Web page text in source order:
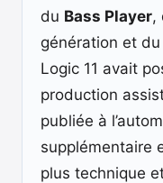
du Bass Player,
génération et
Logic 11 avait
production
publiée à
supplémentaire
plus technique